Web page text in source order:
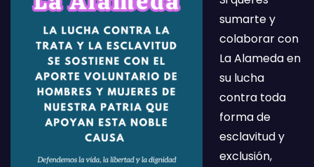
sumarte y
colaborar con
La Alameda en
su lucha
contra toda
forma de
esclavitud y
exclusión,